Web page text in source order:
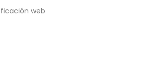
web